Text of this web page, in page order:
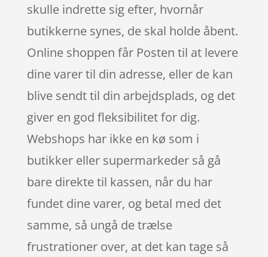
skulle indrette sig efter, hvornår
butikkerne synes, de skal holde åbent.
Online shoppen får Posten til at levere
dine varer til din adresse, eller de kan
blive sendt til din arbejdsplads, og det
giver en god fleksibilitet for dig.
Webshops har ikke en kø som i
butikker eller supermarkeder så gå
bare direkte til kassen, når du har
fundet dine varer, og betal med det
samme, så ungå de trælse
frustrationer over, at det kan tage så